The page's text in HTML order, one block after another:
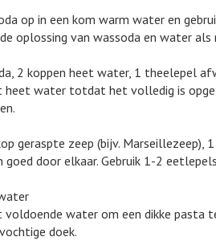
op in een kom warm water en
oplossing van wassoda en water
2 koppen heet water, 1 theelepel
heet water totdat het volledig is
geraspte zeep (bijv. Marseillezeep),
goed door elkaar. Gebruik 1-2
voldoende water om een dikke pasta
doek.